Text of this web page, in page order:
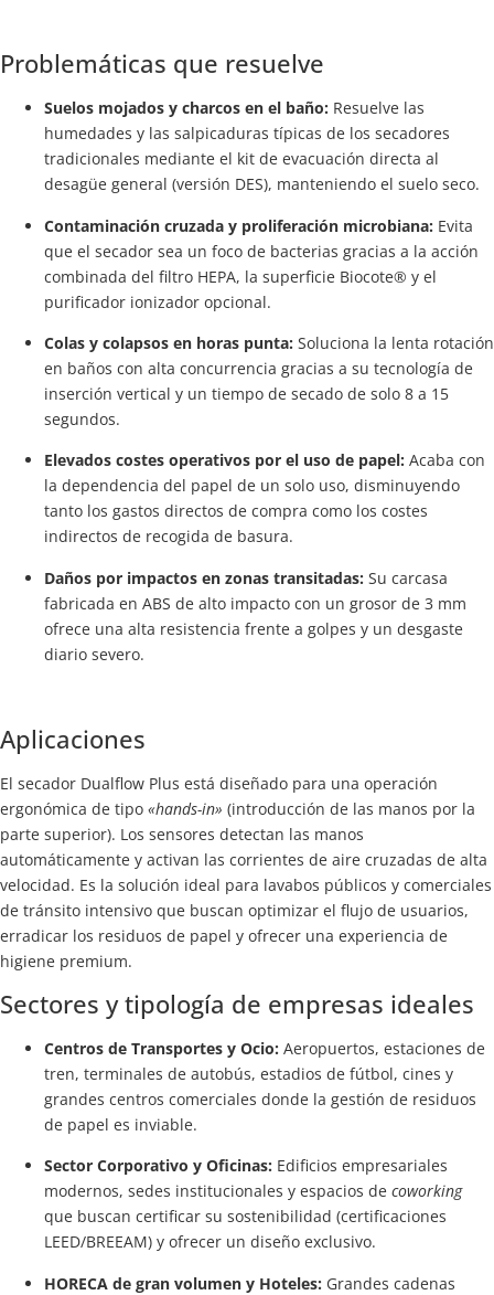
Problemáticas que resuelve
Suelos mojados y charcos en el baño: Resuelve las
humedades y las salpicaduras típicas de los secadores
tradicionales mediante el kit de evacuación directa al
desagüe general (versión DES), manteniendo el suelo seco.
Contaminación cruzada y proliferación microbiana: Evita
que el secador sea un foco de bacterias gracias a la acción
combinada del filtro HEPA, la superficie Biocote® y el
purificador ionizador opcional.
Colas y colapsos en horas punta: Soluciona la lenta rotación
en baños con alta concurrencia gracias a su tecnología de
inserción vertical y un tiempo de secado de solo 8 a 15
segundos.
Elevados costes operativos por el uso de papel: Acaba con
la dependencia del papel de un solo uso, disminuyendo
tanto los gastos directos de compra como los costes
indirectos de recogida de basura.
Daños por impactos en zonas transitadas: Su carcasa
fabricada en ABS de alto impacto con un grosor de 3 mm
ofrece una alta resistencia frente a golpes y un desgaste
diario severo.
Aplicaciones
El secador Dualflow Plus está diseñado para una operación
ergonómica de tipo «hands-in» (introducción de las manos por la
parte superior). Los sensores detectan las manos
automáticamente y activan las corrientes de aire cruzadas de alta
velocidad. Es la solución ideal para lavabos públicos y comerciales
de tránsito intensivo que buscan optimizar el flujo de usuarios,
erradicar los residuos de papel y ofrecer una experiencia de
higiene premium.
Sectores y tipología de empresas ideales
Centros de Transportes y Ocio: Aeropuertos, estaciones de
tren, terminales de autobús, estadios de fútbol, cines y
grandes centros comerciales donde la gestión de residuos
de papel es inviable.
Sector Corporativo y Oficinas: Edificios empresariales
modernos, sedes institucionales y espacios de coworking
que buscan certificar su sostenibilidad (certificaciones
LEED/BREEAM) y ofrecer un diseño exclusivo.
HORECA de gran volumen y Hoteles: Grandes cadenas